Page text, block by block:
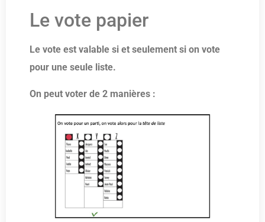
Le vote papier
Le vote est valable si et seulement si on vote
pour une seule liste.
On peut voter de 2 manières :